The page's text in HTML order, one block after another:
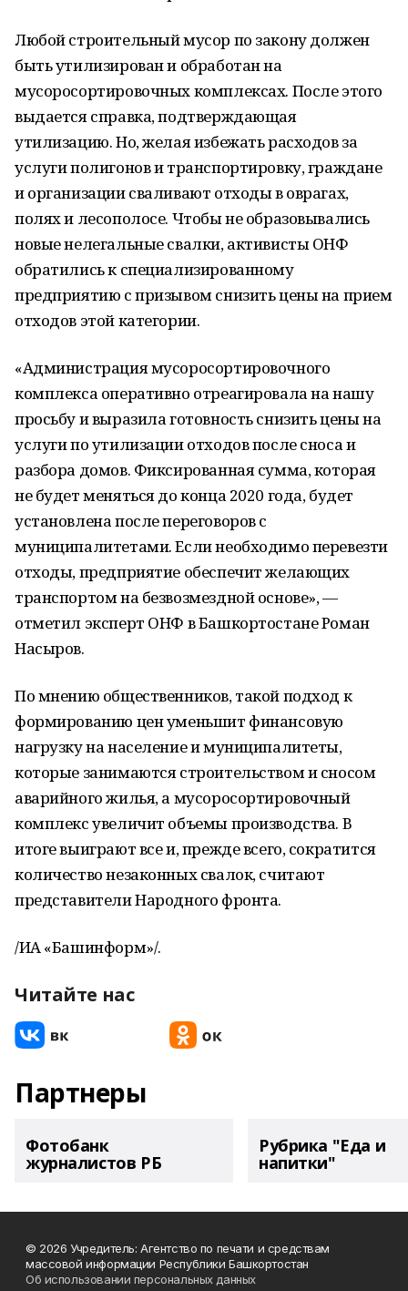
Любой строительный мусор по закону должен
быть утилизирован и обработан на
мусоросортировочных комплексах. После этого
выдается справка, подтверждающая
утилизацию. Но, желая избежать расходов за
услуги полигонов и транспортировку, граждане
и организации сваливают отходы в оврагах,
полях и лесополосе. Чтобы не образовывались
новые нелегальные свалки, активисты ОНФ
обратились к специализированному
предприятию с призывом снизить цены на прием
отходов этой категории.
«Администрация мусоросортировочного
комплекса оперативно отреагировала на нашу
просьбу и выразила готовность снизить цены на
услуги по утилизации отходов после сноса и
разбора домов. Фиксированная сумма, которая
не будет меняться до конца 2020 года, будет
установлена после переговоров с
муниципалитетами. Если необходимо перевезти
отходы, предприятие обеспечит желающих
транспортом на безвозмездной основе», —
отметил эксперт ОНФ в Башкортостане Роман
Насыров.
По мнению общественников, такой подход к
формированию цен уменьшит финансовую
нагрузку на население и муниципалитеты,
которые занимаются строительством и сносом
аварийного жилья, а мусоросортировочный
комплекс увеличит объемы производства. В
итоге выиграют все и, прежде всего, сократится
количество незаконных свалок, считают
представители Народного фронта.
/ИА «Башинформ»/.
Читайте нас
Партнеры
Фотобанк
журналистов РБ
Рубрика "Еда и
напитки"
© 2026 Учредитель: Агентство по печати и средствам
массовой информации Республики Башкортостан
Об использовании персональных данных